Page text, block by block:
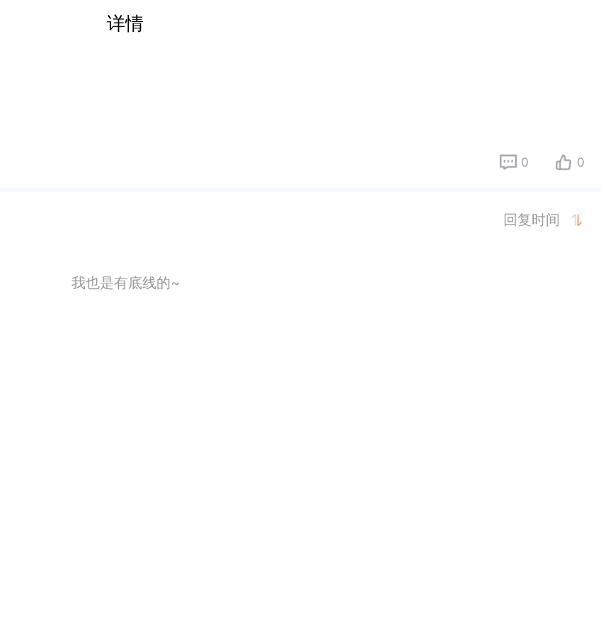
详情
0 0
回复时间
我也是有底线的~